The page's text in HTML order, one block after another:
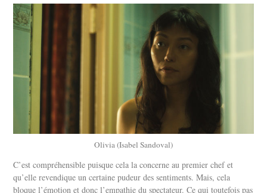
Olivia (Isabel Sandoval)
C’est compréhensible puisque cela la concerne au premier chef et
qu’elle revendique un certaine pudeur des sentiments. Mais, cela
bloque l’émotion et donc l’empathie du spectateur. Ce qui toutefois pas